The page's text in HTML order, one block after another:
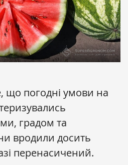
що погодні умови на
градом та
вродили досить
перенасичений.